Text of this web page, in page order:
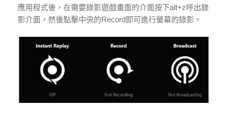
應用程式後，在需要錄影遊戲畫面的介面按下alt+z呼出錄
影介面，然後點擊中央的Record即可進行螢幕的錄影。